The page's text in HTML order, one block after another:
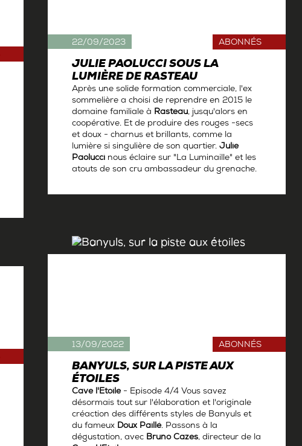
JULIE PAOLUCCI SOUS LA
LUMIÈRE DE RASTEAU
ABONNÉS
Après une solide formation commerciale, l'ex
sommelière a choisi de reprendre en 2015 le
domaine familiale à Rasteau, jusqu'alors en
coopérative. Et de produire des rouges -secs
et doux - charnus et brillants, comme la
lumière si singulière de son quartier. Julie
Paolucci nous éclaire sur "La Luminaille" et les
atouts de son cru ambassadeur du grenache.
22/09/2023
BANYULS, SUR LA PISTE AUX
ÉTOILES
ABONNÉS
Cave l'Etoile- Episode 4/4 Vous savez
désormais tout sur l'élaboration et l'originale
créaction des différents styles de Banyuls et
du fameux Doux Paillé. Passons à la
dégustation, avec Bruno Cazes, directeur de la
13/09/2022